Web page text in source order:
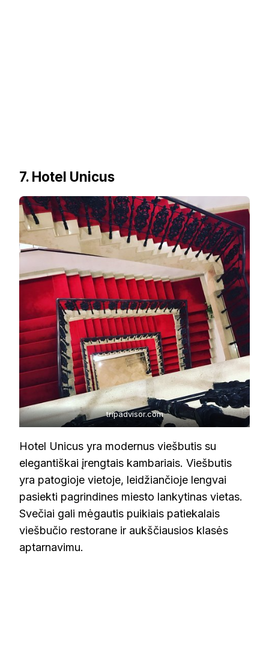
7. Hotel Unicus
tripadvisor.com
Hotel Unicus yra modernus viešbutis su
elegantiškai įrengtais kambariais. Viešbutis
yra patogioje vietoje, leidžiančioje lengvai
pasiekti pagrindines miesto lankytinas vietas.
Svečiai gali mėgautis puikiais patiekalais
viešbučio restorane ir aukščiausios klasės
aptarnavimu.